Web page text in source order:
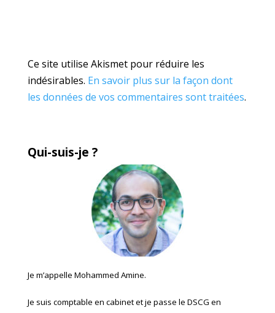
Ce site utilise Akismet pour réduire les
indésirables. En savoir plus sur la façon dont
les données de vos commentaires sont traitées.
Qui-suis-je ?
Je m’appelle Mohammed Amine.
Je suis comptable en cabinet et je passe le DSCG en